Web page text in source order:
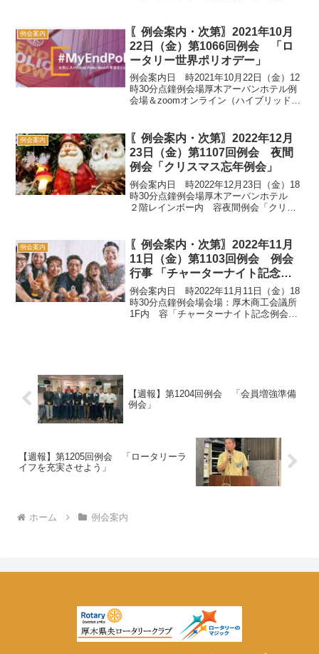
北村 正敏12：30・開会・点鐘山口 昌興...
例会案内
〖例会案内・次第〗2021年10月
22日（金）第1066回例会 「ロ
ータリー世界ポリオデー」
例会案内日 時2021年10月22日（金）12
時30分点鐘例会場厚木アーバンホテル例
会場＆zoomオンライン（ハイブリッド）
SAA 井 寛明副SAA 松澤 修身
森 正章...
例会案内
〖例会案内・次第〗2022年12月
23日（金）第1107回例会 夜間
例会「クリスマス忘年例会」
例会案内日 時2022年12月23日（金）18
時30分点鐘例会場厚木アーバンホテル
２階レインボー内 容夜間例会「クリス
明 関原 敏文18：30・開会・点鐘...
例会案内
〖例会案内・次第〗2022年11月
11日（金）第1103回例会 例会
行事 「チャーターナイト記念例
会」
例会案内日 時2022年11月11日（金）18
時30分点鐘例会場会場：厚木商工会議所
1F内 容「チャーターナイト記念例会」
【週報】第1204回例会 「会員増強準備
例会」
【週報】第1205回例会 「ロータリーラ
イフを充実させよう」
ホーム 例会案内